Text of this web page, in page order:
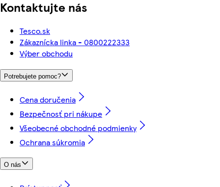
Kontaktujte nás
Tesco.sk
Zákaznícka linka - 0800222333
Výber obchodu
Potrebujete pomoc?
Cena doručenia
Bezpečnosť pri nákupe
Všeobecné obchodné podmienky
Ochrana súkromia
O nás